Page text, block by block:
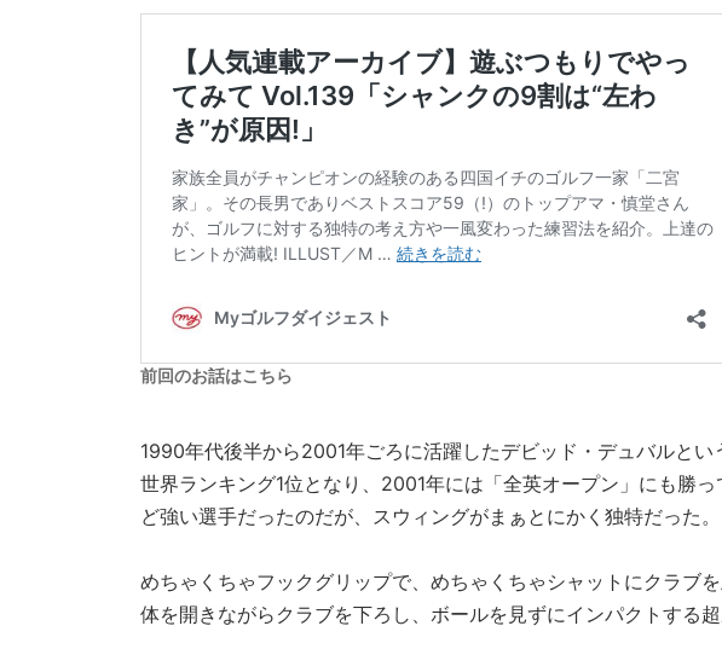
前回のお話はこちら
1990年代後半から2001年ごろに活躍したデビッド・デュバルと
世界ランキング1位となり、2001年には「全英オープン」にも勝
ど強い選手だったのだが、スウィングがまぁとにかく独特だった。
めちゃくちゃフックグリップで、めちゃくちゃシャットにクラブ
体を開きながらクラブを下ろし、ボールを見ずにインパクトする超